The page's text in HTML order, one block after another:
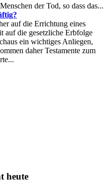
der Tod, so dass das...
auf die Errichtung eines
auf die gesetzliche Erbfolge
ein wichtiges Anliegen,
daher Testamente zum
heute